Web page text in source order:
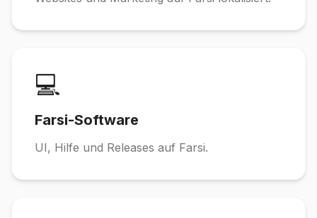
💻
Farsi-Software
UI, Hilfe und Releases auf Farsi.